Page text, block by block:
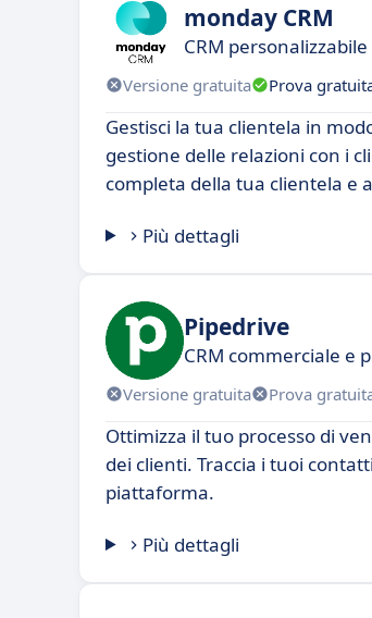
monday CRM
CRM
Versione gratuita Prova
Gestisci la tua clientela in
gestione delle relazioni con i
completa della tua clientela e
Più dettagli
Pipedrive
CRM commerciale e
Versione gratuita Prova
Ottimizza il tuo processo di
dei clienti. Traccia i tuoi
piattaforma.
Più dettagli